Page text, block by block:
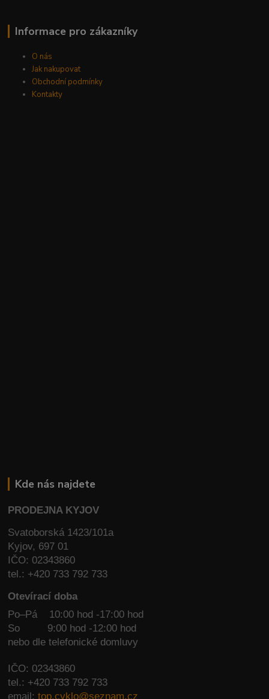
Informace pro zákazníky
O nás
Jak nakupovat
Obchodní podmínky
Kontakty
Kde nás najdete
PRODEJNA KYJOV
Svatoborská 1423/101a
Kyjov, 697 01
IČO: 02343860
tel.: +420 733 792 733
Otevírací doba
Po–Pá 10:00 hod -17:00 hod
So
9:00 hod -12:00 hod
nebo dle telefonické domluvy
IČO: 02343860
tel.: +420 733 792 733
email:top.cyklo@seznam.cz